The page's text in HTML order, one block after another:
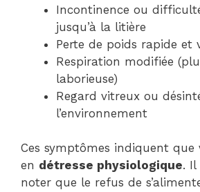
Incontinence ou
jusqu’à la litière
Perte de poids rapide et
Respiration modifiée
laborieuse)
Regard vitreux ou
l’environnement
Ces symptômes indiquent
en détresse physiologique. Il
noter que le refus de